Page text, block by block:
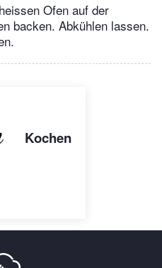
Ofen auf der
backen. Abkühlen lassen.
Kochen